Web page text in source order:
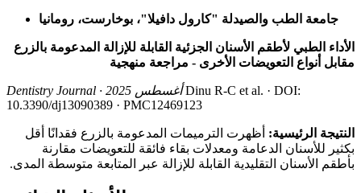
جامعة الطب والصيدلة "كارول دافيلا"، بوخارست، رومانيا
الأداء الطبي لأطقم الأسنان الجزئية القابلة للإزالة المدعومة بالزرع
مقابل أنواع التعويضات الأخرى - مراجعة منهجية
Dentistry Journal · أغسطس 2025Dinu R-C et al. · DOI:
10.3390/dj13090389 · PMC12469123
النتيجة الرئيسية: أظهرت الترميمات المدعومة بالزرع فقدانًا أقل
بكثير للأسنان الدعامة ومعدلات بقاء فائقة للتعويضات مقارنة
بأطقم الأسنان التقليدية القابلة للإزالة عبر المتابعة متوسطة المدى.